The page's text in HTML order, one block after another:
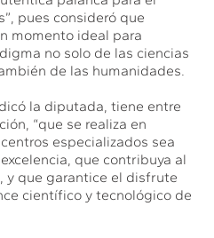
pues consideró que
momento ideal para
no solo de las ciencias
de las humanidades.
la diputada, tiene entre
“que se realiza en
especializados sea
que contribuya al
y que garantice el disfrute
científico y tecnológico de